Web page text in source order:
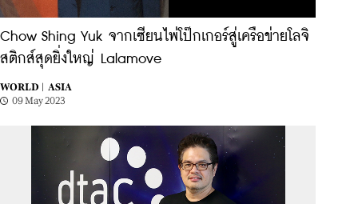
Chow Shing Yuk จากเซียนไพ่โป๊กเกอร์สู่เครือข่ายโลจิ
สติกส์สุดยิ่งใหญ่ Lalamove
WORLD |
ASIA
09 May 2023